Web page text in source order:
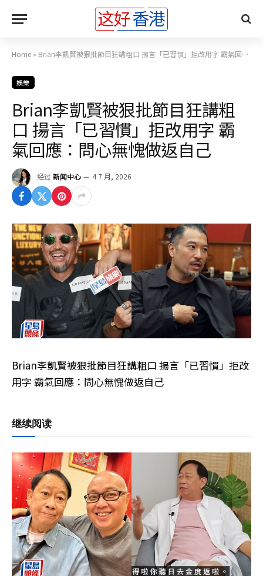
Home » Brian李凱賢被狠批節目狂講粗口 揚言「已習慣」拒改用字 霸氣回應：問心無愧做返自己
娛樂
Brian李凱賢被狠批節目狂講粗
口 揚言「已習慣」拒改用字 霸
氣回應：問心無愧做返自己
经过 新闻中心 4 7 月, 2026
Brian李凱賢被狠批節目狂講粗口 揚言「已習慣」拒改
用字 霸氣回應：問心無愧做返自己
继续阅读